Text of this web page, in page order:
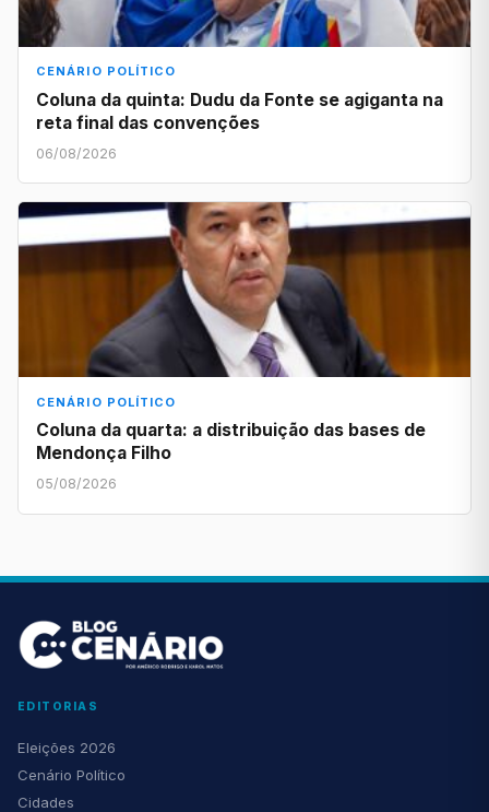
CENÁRIO POLÍTICO
Coluna da quinta: Dudu da Fonte se agiganta na
reta final das convenções
06/08/2026
CENÁRIO POLÍTICO
Coluna da quarta: a distribuição das bases de
Mendonça Filho
05/08/2026
EDITORIAS
Eleições 2026
Cenário Político
Cidades